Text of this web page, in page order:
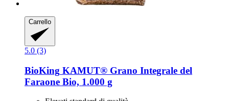
Carrello
5.0 (3)
BioKing KAMUT® Grano Integrale del
Faraone Bio, 1.000 g